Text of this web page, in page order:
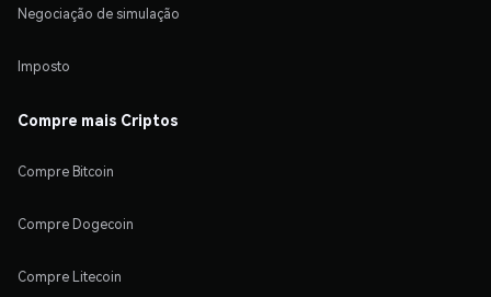
Negociação de simulação
Imposto
Compre mais Criptos
Compre Bitcoin
Compre Dogecoin
Compre Litecoin